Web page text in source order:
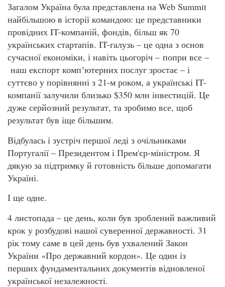
Загалом Україна була представлена на Web Summit
найбільшою в історії командою: це представники
провідних IT-компаній, фондів, більш як 70
українських стартапів. IT-галузь – це одна з основ
сучасної економіки, і навіть цьогоріч – попри все –
наш експорт компʼютерних послуг зростає – і
суттєво у порівнянні з 21-м роком, а українські IT-
компанії залучили близько $350 млн інвестицій. Це
дуже серйозний результат, та зробимо все, щоб
результат був іще більшим.
Відбулась і зустріч першої леді з очільниками
Португалії – Президентом і Прем'єр-міністром. Я
дякую за підтримку й готовність більше допомагати
Україні.
І ще одне.
4 листопада – це день, коли був зроблений важливий
крок у розбудові нашої суверенної державності. 31
рік тому саме в цей день був ухвалений Закон
України «Про державний кордон». Це один із
перших фундаментальних документів відновленої
української незалежності.